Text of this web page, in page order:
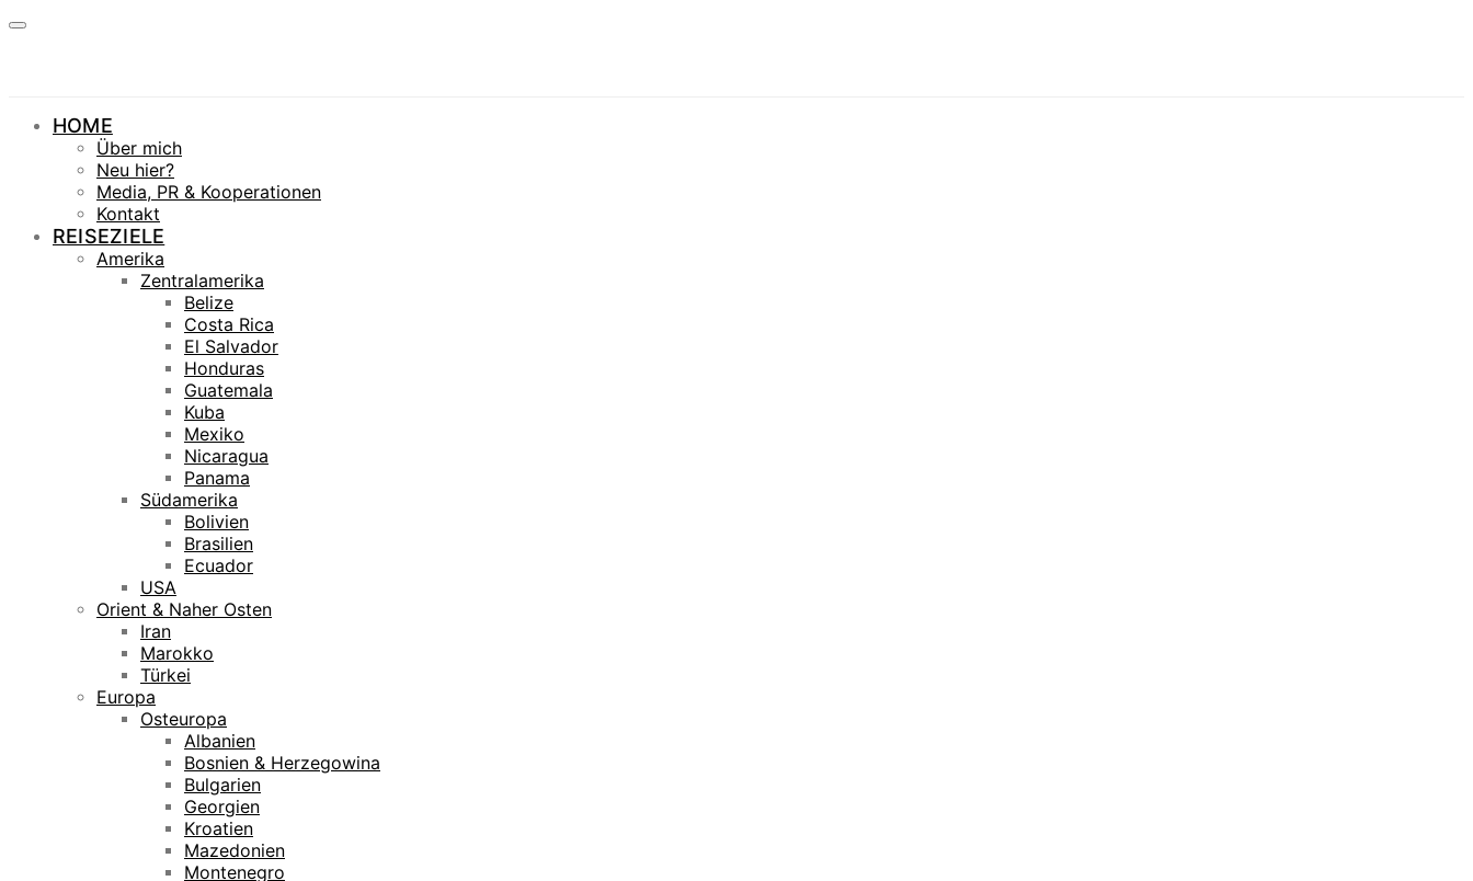
HOME
Über mich
Neu hier?
Media, PR & Kooperationen
Kontakt
REISEZIELE
Amerika
Zentralamerika
Belize
Costa Rica
El Salvador
Honduras
Guatemala
Kuba
Mexiko
Nicaragua
Panama
Südamerika
Bolivien
Brasilien
Ecuador
USA
Orient & Naher Osten
Iran
Marokko
Türkei
Europa
Osteuropa
Albanien
Bosnien & Herzegowina
Bulgarien
Georgien
Kroatien
Mazedonien
Montenegro